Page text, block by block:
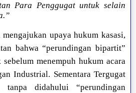
Para Penggugat untuk selain
mengajukan upaya hukum kasasi,
bahwa “perundingan bipartit”
menempuh hukum acara
Industrial. Sementara Tergugat
tanpa didahului “perundingan